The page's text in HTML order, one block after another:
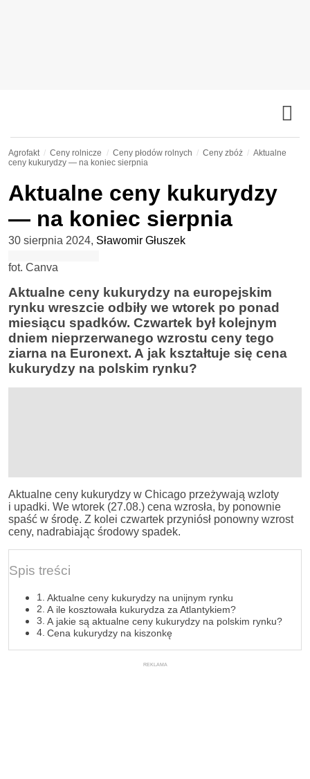
Agrofakt Ceny rolnicze Ceny płodów rolnych Ceny zbóż
Aktualne
ceny kukurydzy — na koniec sierpnia
Aktualne ceny kukurydzy
— na koniec sierpnia
30 sierpnia 2024, Sławomir Głuszek
fot. Canva
Aktualne ceny kukurydzy na europejskim
rynku wreszcie odbiły we wtorek po ponad
miesiącu spadków. Czwartek był kolejnym
dniem nieprzerwanego wzrostu ceny tego
ziarna na Euronext. A jak kształtuje się cena
kukurydzy na polskim rynku?
Aktualne ceny kukurydzy w Chicago przeżywają wzloty
i upadki. We wtorek (27.08.) cena wzrosła, by ponownie
spaść w środę. Z kolei czwartek przyniósł ponowny wzrost
ceny, nadrabiając środowy spadek.
Spis treści
Aktualne ceny kukurydzy na unijnym rynku
A ile kosztowała kukurydza za Atlantykiem?
A jakie są aktualne ceny kukurydzy na polskim rynku?
Cena kukurydzy na kiszonkę
REKLAMA